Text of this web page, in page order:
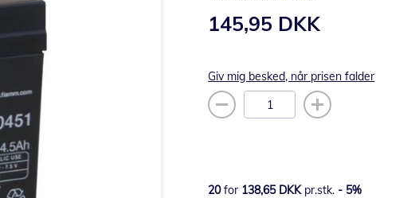
145,95 DKK
Giv mig besked, når prisen falder
20for 138,65 DKK pr.stk. - 5%